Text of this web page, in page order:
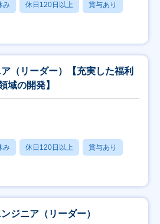
み 休日120日以上 賞与あり
（リーダー）【充実した福利
域の開発】
み 休日120日以上 賞与あり
ジニア（リーダー）